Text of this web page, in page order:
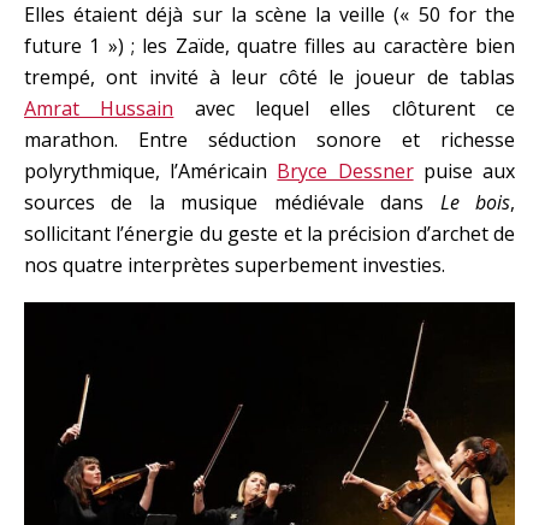
Elles étaient déjà sur la scène la veille (« 50 for the
future 1 ») ; les Zaïde, quatre filles au caractère bien
trempé, ont invité à leur côté le joueur de tablas
Amrat Hussain avec lequel elles clôturent ce
marathon. Entre séduction sonore et richesse
polyrythmique, l’Américain Bryce Dessnerpuise aux
sources de la musique médiévale dans Le bois,
sollicitant l’énergie du geste et la précision d’archet de
nos quatre interprètes superbement investies.